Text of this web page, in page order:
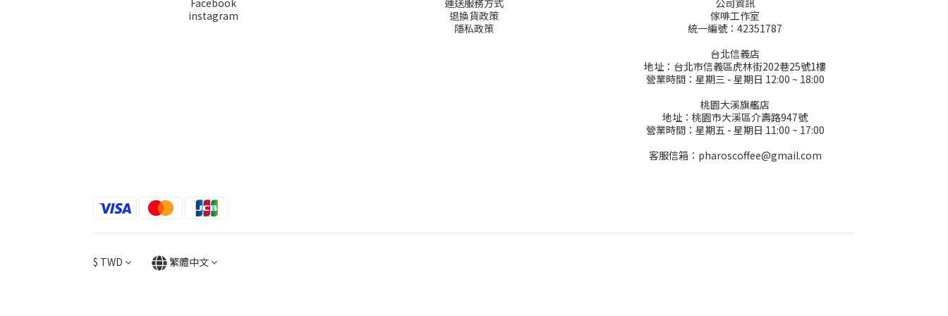
Facebook
instagram
運送服務方式
退換貨政策
隱私政策
公司資訊
傢啡工作室
統一編號：42351787
台北信義店
地址：台北市信義區虎林街202巷25號1樓
營業時間：星期三 - 星期日 12:00 ~ 18:00
桃園大溪旗艦店
地址：桃園市大溪區介壽路947號
營業時間：星期五 - 星期日 11:00 ~ 17:00
客服信箱：pharoscoffee@gmail.com
$ TWD 繁體中文